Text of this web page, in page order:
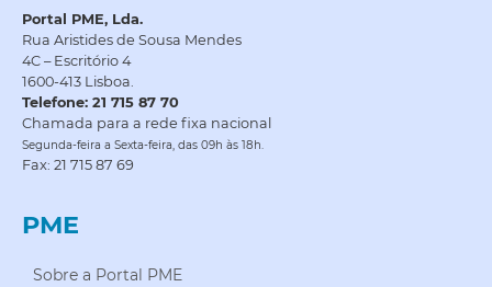
Portal PME, Lda.
Rua Aristides de Sousa Mendes
4C – Escritório 4
1600-413 Lisboa.
Telefone: 21 715 87 70
Chamada para a rede fixa nacional
Segunda-feira a Sexta-feira, das 09h às 18h.
Fax: 21 715 87 69
PME
Sobre a Portal PME